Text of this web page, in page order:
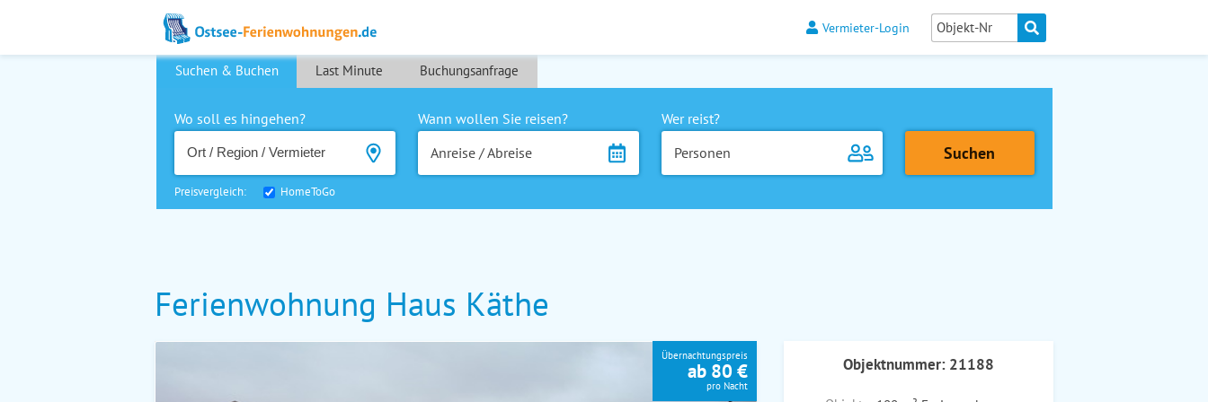
Vermieter-Login
Suchen & Buchen Last Minute Buchungsanfrage
Wo soll es hingehen?
Wann wollen Sie reisen?
Anreise / Abreise
Wer reist?
Personen
Preisvergleich: HomeToGo
Ferienwohnung Haus Käthe
Übernachtungspreis
ab 80 €
pro Nacht
Objektnummer: 21188